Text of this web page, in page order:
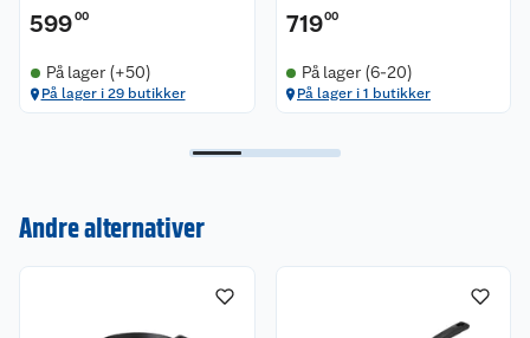
59900
På lager (+50)
På lager i 29 butikker
71900
På lager (6-20)
På lager i 1 butikker
Andre alternativer
Om oss
Kontakt oss